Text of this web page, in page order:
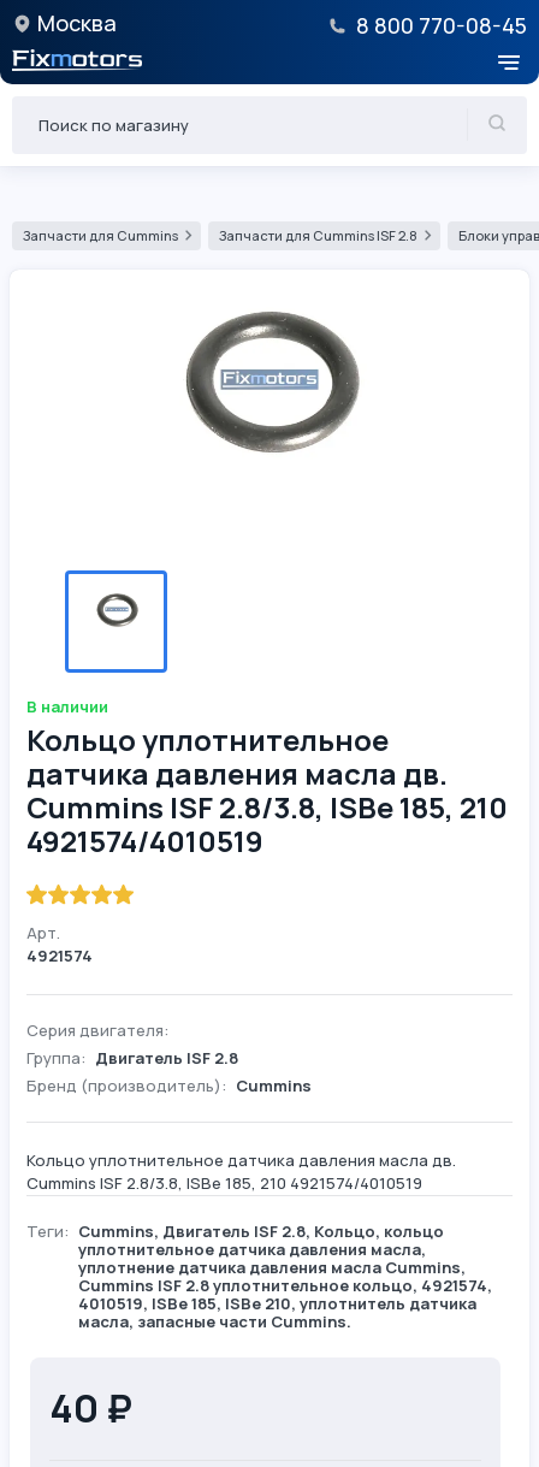
Москва 8 800 770-08-45
Запчасти для Cummins Запчасти для Cummins ISF 2.8 Блоки
В наличии
Кольцо уплотнительное
датчика давления масла дв.
Cummins ISF 2.8/3.8, ISBe 185, 210
4921574/4010519
Арт.
4921574
Серия двигателя:
Группа: Двигатель ISF 2.8
Бренд (производитель): Cummins
Кольцо уплотнительное датчика давления масла дв.
Cummins ISF 2.8/3.8, ISBe 185, 210 4921574/4010519
Теги: Cummins, Двигатель ISF 2.8, Кольцо, кольцо
уплотнительное датчика давления масла,
уплотнение датчика давления масла Cummins,
Cummins ISF 2.8 уплотнительное кольцо, 4921574,
4010519, ISBe 185, ISBe 210, уплотнитель датчика
масла, запасные части Cummins.
40 ₽